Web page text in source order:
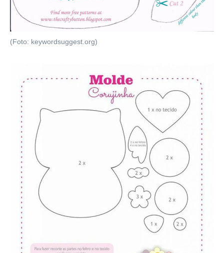
(Foto: keywordsuggest.org)